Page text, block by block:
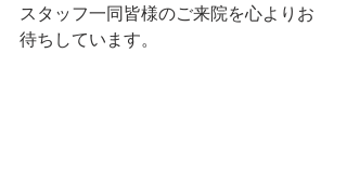
スタッフ一同皆様のご来院を心よりお
待ちしています。